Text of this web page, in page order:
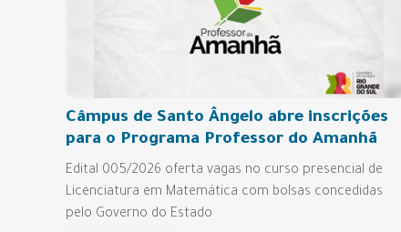
Câmpus de Santo Ângelo abre inscrições
para o Programa Professor do Amanhã
Edital 005/2026 oferta vagas no curso presencial de
Licenciatura em Matemática com bolsas concedidas
pelo Governo do Estado